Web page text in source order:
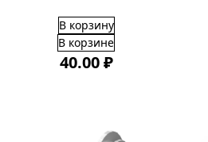
В корзину
В корзине
40.00 ₽